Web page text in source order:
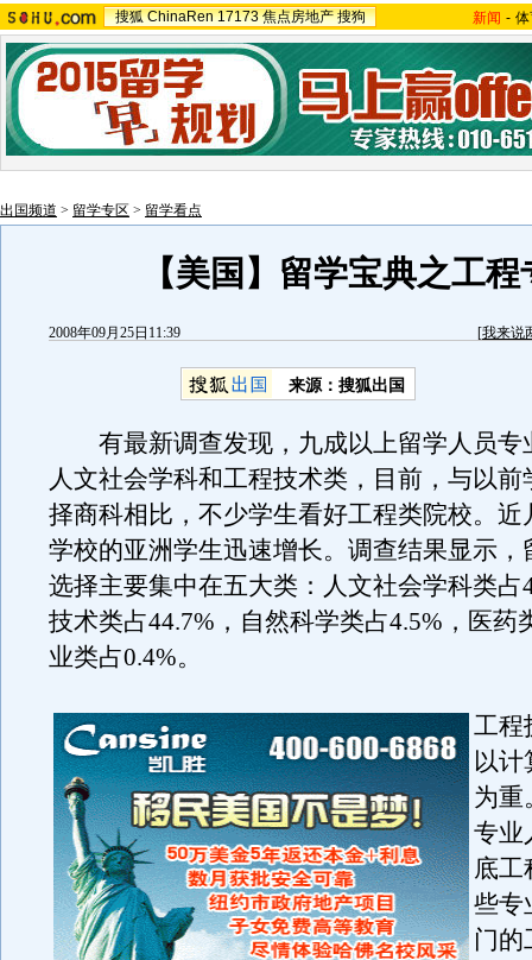
搜狐 ChinaRen 17173 焦点房地产 搜狗 新闻 -
出国频道 > 留学专区 > 留学看点
【美国】留学宝典之工程
2008年09月25日11:39 [我来说
来源： 搜狐出国
有最新调查发现，九成以上留学人员专
人文社会学科和工程技术类，目前，与以前
择商科相比，不少学生看好工程类院校。近
学校的亚洲学生迅速增长。调查结果显示，
选择主要集中在五大类：人文社会学科类占
技术类占44.7%，自然科学类占4.5%，医药
业类占0.4%。
工程
以
为重
专业
底工
些专
门的